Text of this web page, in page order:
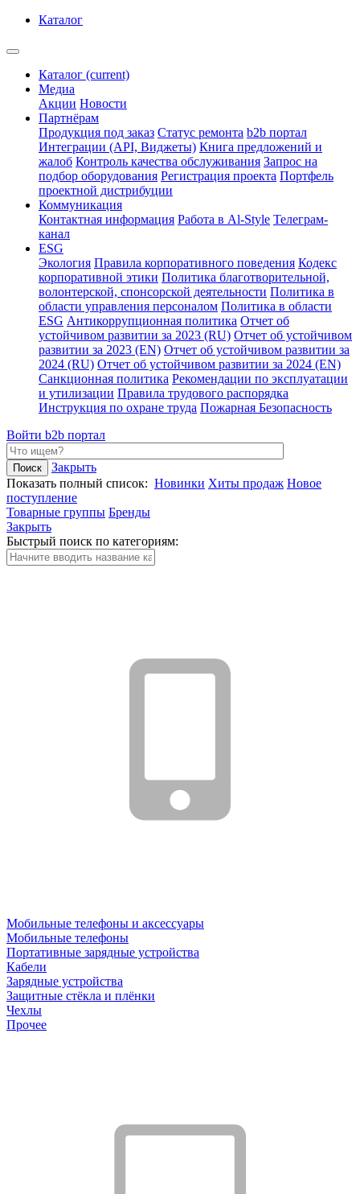
Каталог
Каталог (current)
Медиа
Акции Новости
Партнёрам
Продукция под заказ Статус ремонта b2b портал
Интеграции (API, Виджеты) Книга предложений и
жалоб Контроль качества обслуживания Запрос на
подбор оборудования Регистрация проекта Портфель
проектной дистрибуции
Коммуникация
Контактная информация Работа в Al-Style Телеграм-
канал
ESG
Экология Правила корпоративного поведения Кодекс
корпоративной этики Политика благотворительной,
волонтерской, спонсорской деятельности Политика в
области управления персоналом Политика в области
ESG Антикоррупционная политика Отчет об
устойчивом развитии за 2023 (RU) Отчет об устойчивом
развитии за 2023 (EN) Отчет об устойчивом развитии за
2024 (RU) Отчет об устойчивом развитии за 2024 (EN)
Санкционная политика Рекомендации по эксплуатации
и утилизации Правила трудового распорядка
Инструкция по охране труда Пожарная Безопасность
Войти b2b портал
Закрыть
Показать полный список: Новинки Хиты продаж Новое
поступление
Товарные группы Бренды
Закрыть
Быстрый поиск по категориям:
Мобильные телефоны и аксессуары
Мобильные телефоны
Портативные зарядные устройства
Кабели
Зарядные устройства
Защитные стёкла и плёнки
Чехлы
Прочее